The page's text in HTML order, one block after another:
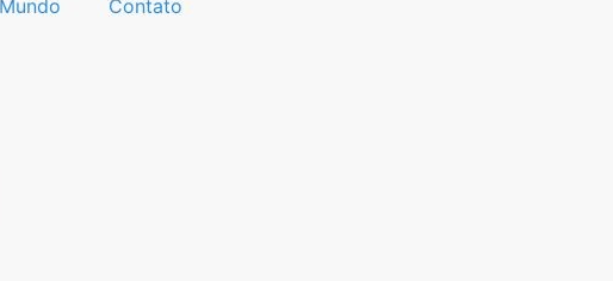
Mundo Contato